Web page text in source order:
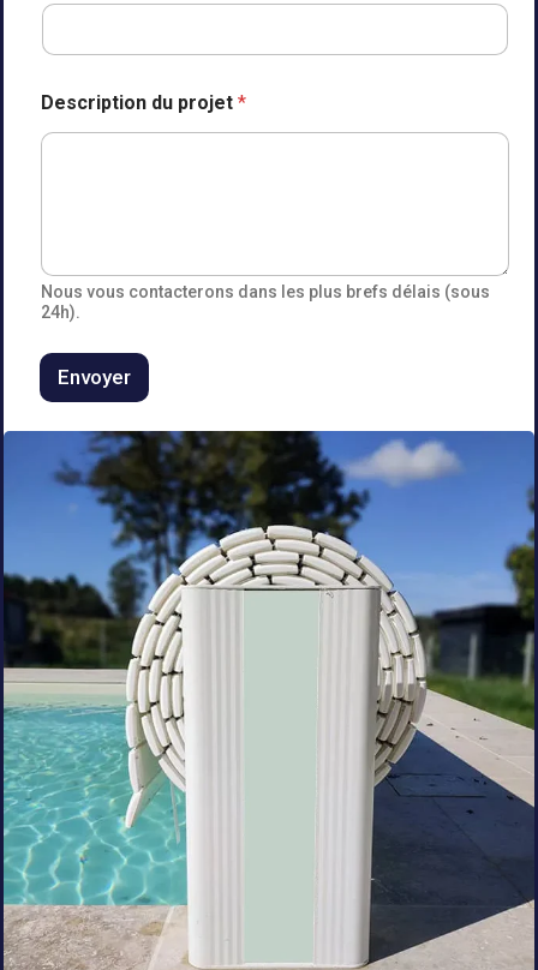
Description du projet *
Nous vous contacterons dans les plus brefs délais (sous
24h).
Envoyer